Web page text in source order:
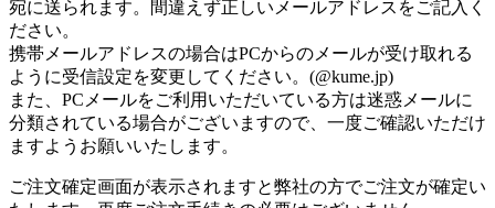
宛に送られます。間違えず正しいメールアドレスをご記入く
ださい。
携帯メールアドレスの場合はPCからのメールが受け取れる
ように受信設定を変更してください。(@kume.jp)
また、PCメールをご利用いただいている方は迷惑メールに
分類されている場合がございますので、一度ご確認いただけ
ますようお願いいたします。
ご注文確定画面が表示されますと弊社の方でご注文が確定い